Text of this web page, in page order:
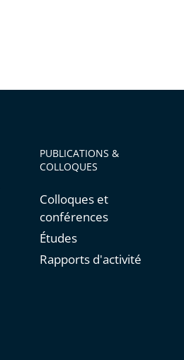
PUBLICATIONS &
COLLOQUES
Colloques et
conférences
Études
Rapports d'activité